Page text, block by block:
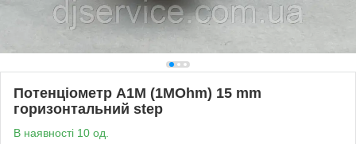
Потенціометр A1M (1MOhm) 15 mm
горизонтальний step
В наявності 10 од.